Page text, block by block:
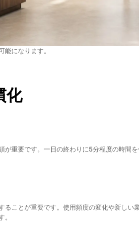
デスク上の付箋やメモの量を削減すること
能になります。
化
重要です。一日の終わりに5分程度の時間
ことが重要です。使用頻度の変化や新しい